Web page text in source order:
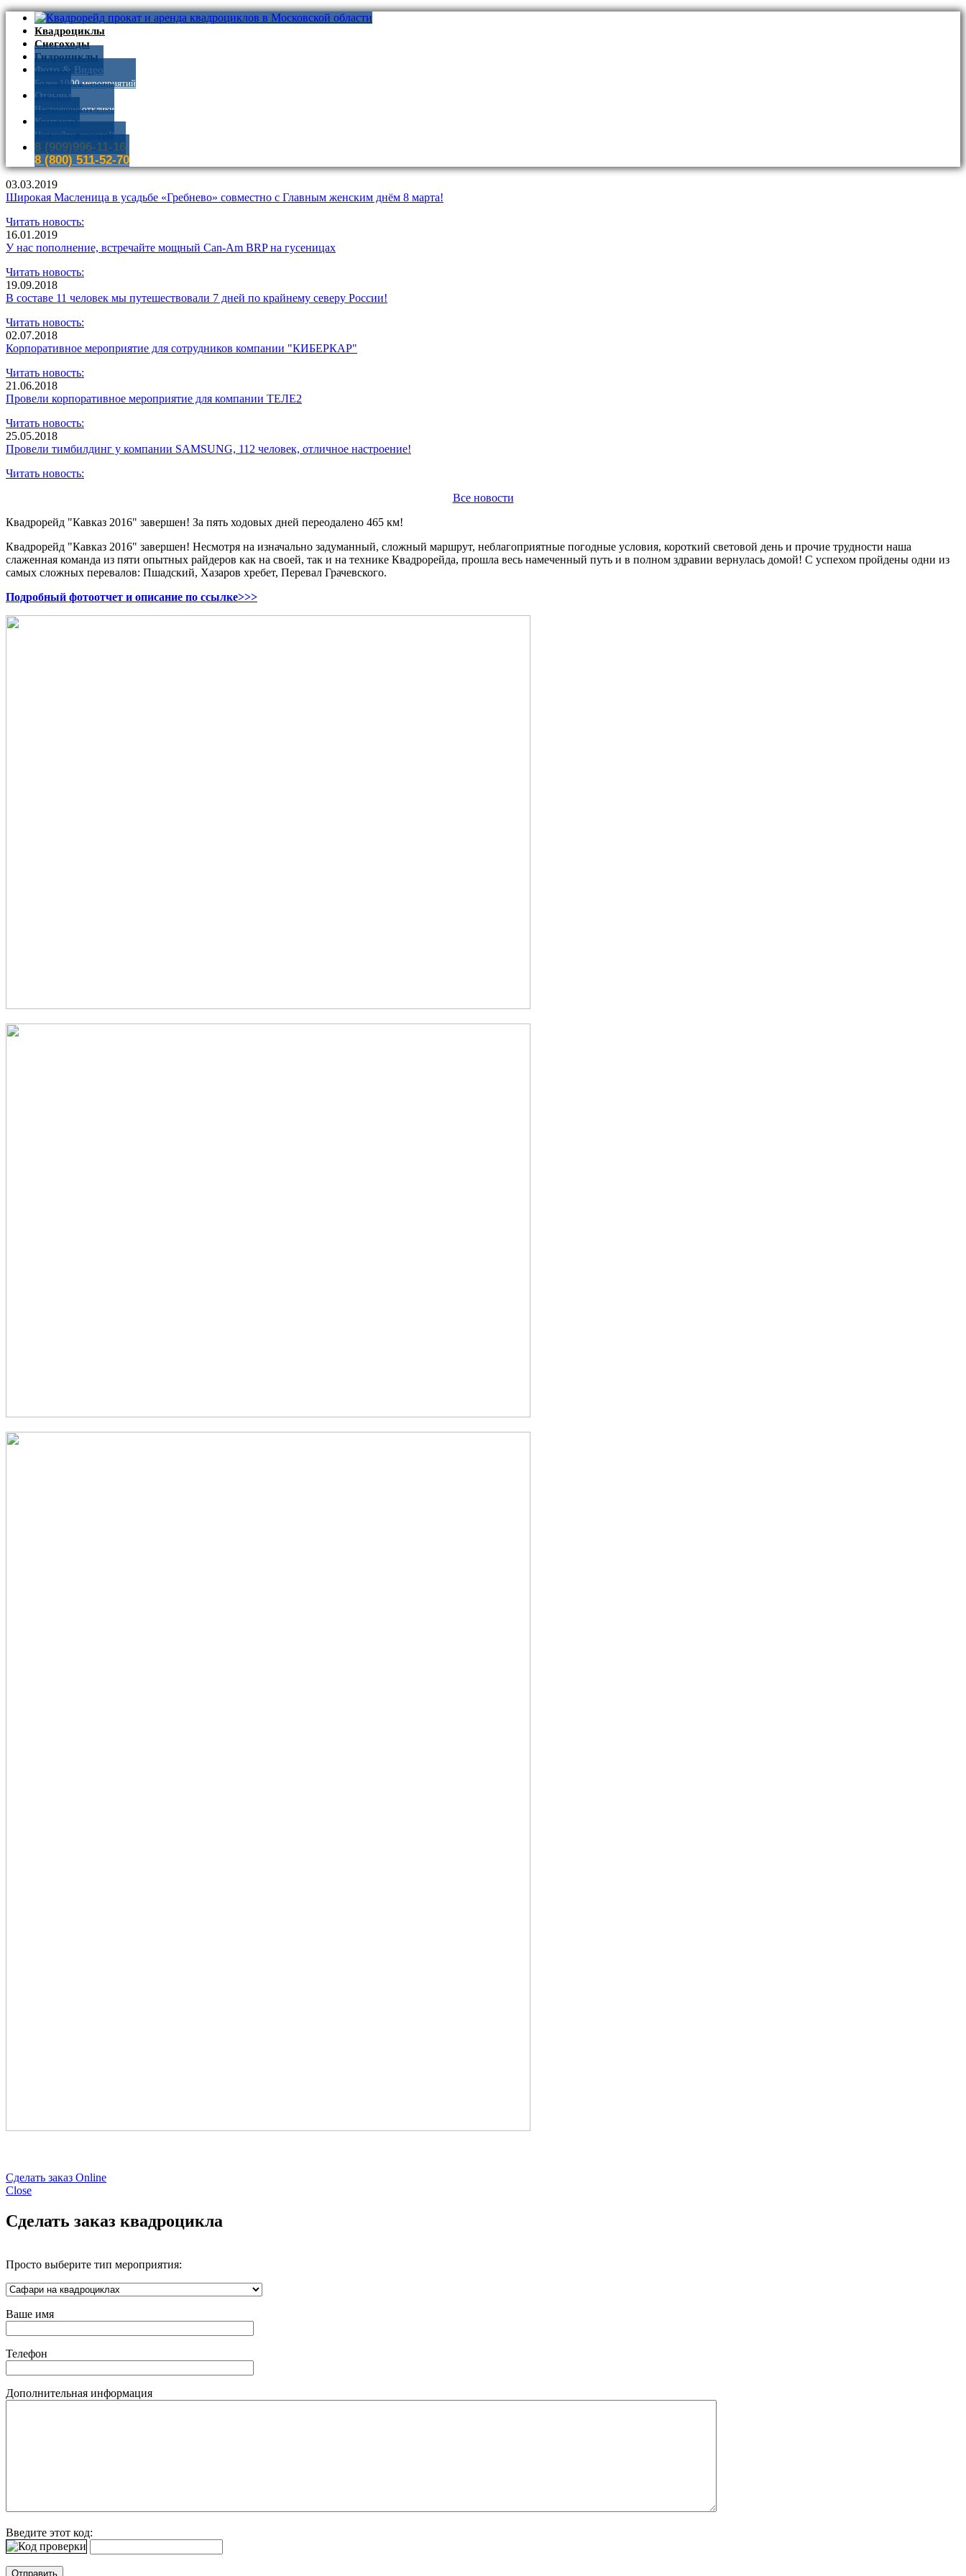
Квадроциклы
Снегоходы
Гидроциклы
Фото & Видео
Более 1000 мероприятий
Отзывы
Настоящие отклики
Контакты
Нас найти, просто!)
8 (909)996-11-16
8 (800) 511-52-70
03.03.2019
Широкая Масленица в усадьбе «Гребнево» совместно с Главным женским днём 8 марта!
Читать новость:
16.01.2019
У нас пополнение, встречайте мощный Can-Am BRP на гусеницах
Читать новость:
19.09.2018
В составе 11 человек мы путешествовали 7 дней по крайнему северу России!
Читать новость:
02.07.2018
Корпоративное мероприятие для сотрудников компании "КИБЕРКАР"
Читать новость:
21.06.2018
Провели корпоративное мероприятие для компании ТЕЛЕ2
Читать новость:
25.05.2018
Провели тимбилдинг у компании SAMSUNG, 112 человек, отличное настроение!
Читать новость:
Все новости
Квадрорейд "Кавказ 2016" завершен! За пять ходовых дней переодалено 465 км!
Квадрорейд "Кавказ 2016" завершен! Несмотря на изначально задуманный, сложный маршрут, неблагоприятные погодные условия, короткий световой день и прочие трудности наша
слаженная команда из пяти опытных райдеров как на своей, так и на технике Квадрорейда, прошла весь намеченный путь и в полном здравии вернулась домой! С успехом пройдены одни из
самых сложных перевалов: Пшадский, Хазаров хребет, Перевал Грачевского.
Подробный фотоотчет и описание по ссылке>>>
Сделать заказ Online
Close
Сделать заказ квадроцикла
Просто выберите тип мероприятия:
Ваше имя
Телефон
Дополнительная информация
Введите этот код: